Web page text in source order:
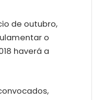
de outubro,
o
haverá a